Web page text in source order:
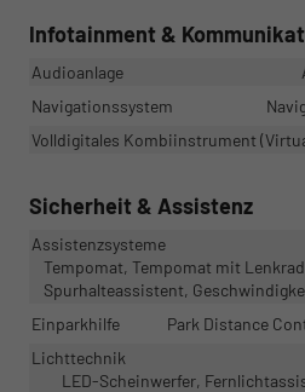
Infotainment &
Audioanlage
Navigationssystem
Volldigitales Kombiinstrument
Sicherheit & Assistenz
Assistenzsysteme
Tempomat, Tempomat mit
Spurhalteassistent,
Einparkhilfe
Park Distance
Lichttechnik
LED-Scheinwerfer,